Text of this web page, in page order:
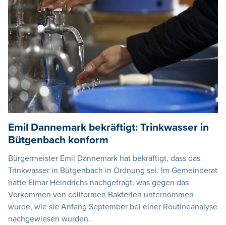
Emil Dannemark bekräftigt: Trinkwasser in
Bütgenbach konform
Bürgermeister Emil Dannemark hat bekräftigt, dass das
Trinkwasser in Bütgenbach in Ordnung sei. Im Gemeinderat
hatte Elmar Heindrichs nachgefragt, was gegen das
Vorkommen von coliformen Bakterien unternommen
wurde, wie sie Anfang September bei einer Routineanalyse
nachgewiesen wurden.